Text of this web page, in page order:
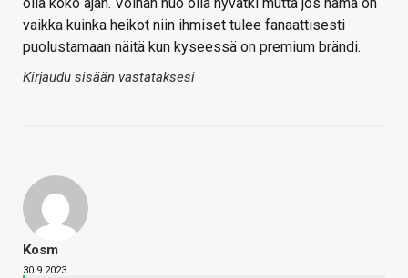
vaikka kuinka heikot niin ihmiset tulee fanaattisesti
puolustamaan näitä kun kyseessä on premium brändi.
Kirjaudu sisään vastataksesi
Kosm
30.9.2023